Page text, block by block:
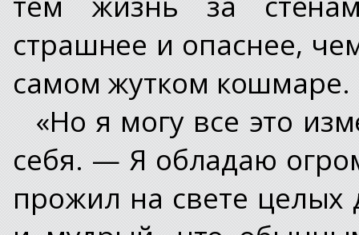
страшнее и опаснее,
самом жутком кошмаре.
«Но я могу все это
себя. — Я обладаю
прожил на свете целых